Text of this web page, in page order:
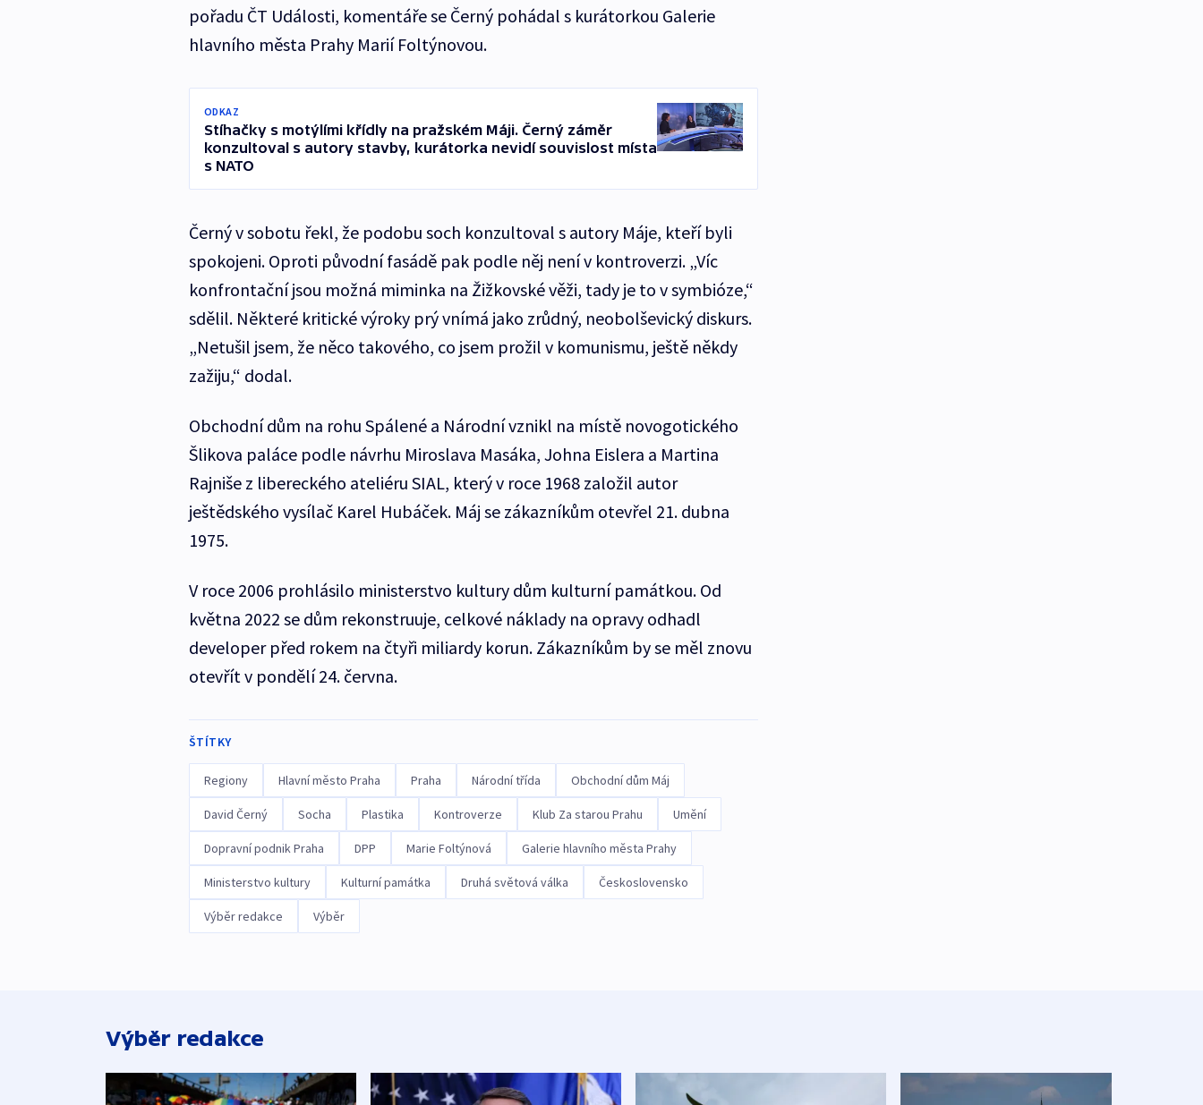
pořadu ČT Události, komentáře se Černý pohádal s kurátorkou Galerie
hlavního města Prahy Marií Foltýnovou.
ODKAZ
Stíhačky s motýlími křídly na pražském Máji. Černý záměr
konzultoval s autory stavby, kurátorka nevidí souvislost místa
s NATO
Černý v sobotu řekl, že podobu soch konzultoval s autory Máje, kteří byli
spokojeni. Oproti původní fasádě pak podle něj není v kontroverzi. „Víc
konfrontační jsou možná miminka na Žižkovské věži, tady je to v symbióze,“
sdělil. Některé kritické výroky prý vnímá jako zrůdný, neobolševický diskurs.
„Netušil jsem, že něco takového, co jsem prožil v komunismu, ještě někdy
zažiju,“ dodal.
Obchodní dům na rohu Spálené a Národní vznikl na místě novogotického
Šlikova paláce podle návrhu Miroslava Masáka, Johna Eislera a Martina
Rajniše z libereckého ateliéru SIAL, který v roce 1968 založil autor
ještědského vysílač Karel Hubáček. Máj se zákazníkům otevřel 21. dubna
1975.
V roce 2006 prohlásilo ministerstvo kultury dům kulturní památkou. Od
května 2022 se dům rekonstruuje, celkové náklady na opravy odhadl
developer před rokem na čtyři miliardy korun. Zákazníkům by se měl znovu
otevřít v pondělí 24. června.
ŠTÍTKY
Regiony Hlavní město Praha Praha Národní třída Obchodní dům Máj
David Černý Socha Plastika Kontroverze Klub Za starou Prahu Umění
Dopravní podnik Praha DPP Marie Foltýnová Galerie hlavního města Prahy
Ministerstvo kultury Kulturní památka Druhá světová válka Československo
Výběr redakce Výběr
Výběr redakce